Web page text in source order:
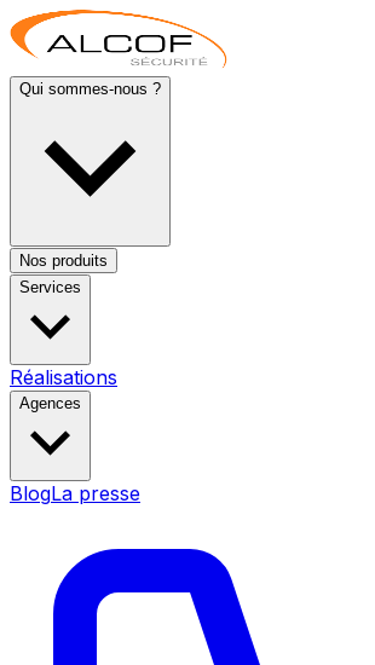
Qui sommes-nous ?
Nos produits
Services
Réalisations
Agences
BlogLa presse